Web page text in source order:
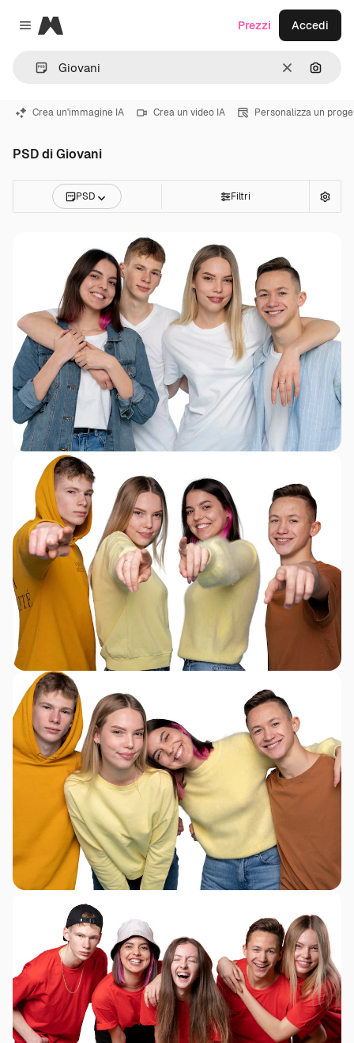
Close menu
Magnific
CancellaCerca
Prezzi Accedi
Crea un'immagine IA Crea un video IA Personalizza un
PSD di Giovani
PSD Filtri